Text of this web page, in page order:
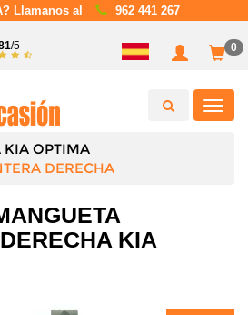
Llamanos al 962 441 267
/5 0
KIA OPTIMA
DERECHA
KIA